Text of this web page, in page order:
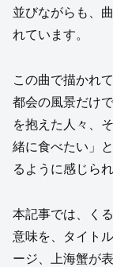
並びながらも、
れています。
この曲で描かれ
都会の風景だけ
を抱えた人々、
緒に食べたい」
るように感じられ
本記事では、く
意味を、タイト
ージ、上海蟹が